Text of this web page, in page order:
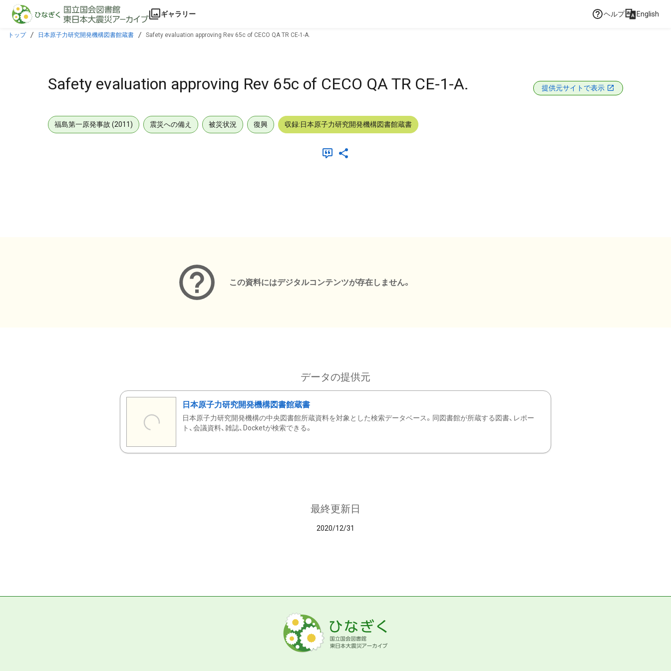
本文に飛ぶ
ギャラリー ヘルプ English
トップ 日本原子力研究開発機構図書館蔵書 Safety evaluation approving Rev 65c of CECO QA TR CE-1-A.
Safety evaluation approving Rev 65c of CECO QA TR CE-1-A. 提供元サイトで表示
福島第一原発事故 (2011) 震災への備え 被災状況 復興 収録:日本原子力研究開発機構図書館蔵書
この資料にはデジタルコンテンツが存在しません。
データの提供元
日本原子力研究開発機構図書館蔵書
日本原子力研究開発機構の中央図書館所蔵資料を対象とした検索データベース。同図書館が所蔵する図書、レポー
ト、会議資料、雑誌、Docketが検索できる。
最終更新日
2020/12/31